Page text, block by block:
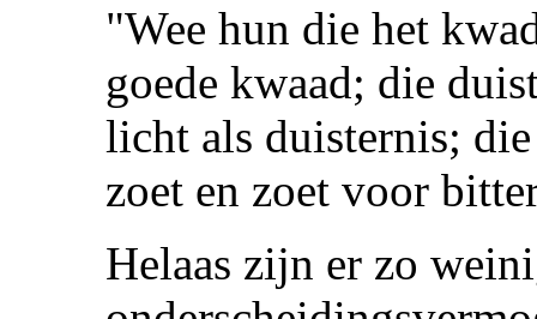
"Wee hun die het
goede kwaad; die
licht als duisternis;
zoet en zoet voor
Helaas zijn er zo